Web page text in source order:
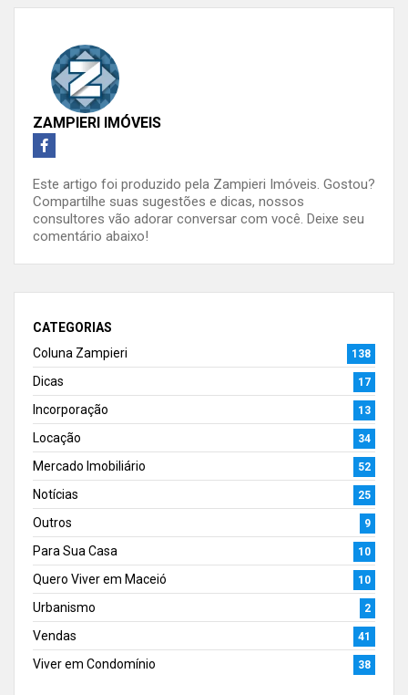
ZAMPIERI IMÓVEIS
Este artigo foi produzido pela Zampieri Imóveis. Gostou?
Compartilhe suas sugestões e dicas, nossos
consultores vão adorar conversar com você. Deixe seu
comentário abaixo!
CATEGORIAS
Coluna Zampieri
138
Dicas 17
Incorporação 13
Locação 34
Mercado Imobiliário 52
Notícias 25
Outros 9
Para Sua Casa 10
Quero Viver em Maceió 10
Urbanismo 2
Vendas 41
Viver em Condomínio 38